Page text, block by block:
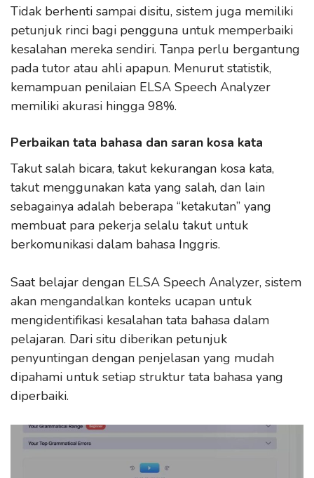
Tidak berhenti sampai disitu, sistem juga memiliki
petunjuk rinci bagi pengguna untuk memperbaiki
kesalahan mereka sendiri. Tanpa perlu bergantung
pada tutor atau ahli apapun. Menurut statistik,
kemampuan penilaian ELSA Speech Analyzer
memiliki akurasi hingga 98%.
Perbaikan tata bahasa dan saran kosa kata
Takut salah bicara, takut kekurangan kosa kata,
takut menggunakan kata yang salah, dan lain
sebagainya adalah beberapa “ketakutan” yang
membuat para pekerja selalu takut untuk
berkomunikasi dalam bahasa Inggris.
Saat belajar dengan ELSA Speech Analyzer, sistem
akan mengandalkan konteks ucapan untuk
mengidentifikasi kesalahan tata bahasa dalam
pelajaran. Dari situ diberikan petunjuk
penyuntingan dengan penjelasan yang mudah
dipahami untuk setiap struktur tata bahasa yang
diperbaiki.